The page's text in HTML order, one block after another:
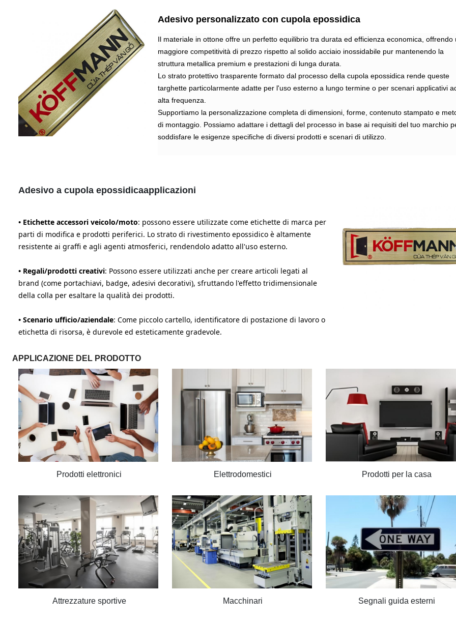
Adesivo personalizzato con cupola epossidica
Il materiale in ottone offre un perfetto equilibrio tra durata ed efficienza economica, offrendo
maggiore competitività di prezzo rispetto al solido acciaio inossidabile pur mantenendo la
struttura metallica premium e prestazioni di lunga durata.
Lo strato protettivo trasparente formato dal processo della cupola epossidica rende queste
targhette particolarmente adatte per l'uso esterno a lungo termine o per scenari applicativi
alta frequenza.
Supportiamo la personalizzazione completa di dimensioni, forme, contenuto stampato e
di montaggio. Possiamo adattare i dettagli del processo in base ai requisiti del tuo marchio
soddisfare le esigenze specifiche di diversi prodotti e scenari di utilizzo.
Adesivo a cupola epossidicaapplicazioni
• Etichette accessori veicolo/moto: possono essere utilizzate come etichette di marca per
parti di modifica e prodotti periferici. Lo strato di rivestimento epossidico è altamente
resistente ai graffi e agli agenti atmosferici, rendendolo adatto all'uso esterno.
• Regali/prodotti creativi: Possono essere utilizzati anche per creare articoli legati al
brand (come portachiavi, badge, adesivi decorativi), sfruttando l'effetto tridimensionale
della colla per esaltare la qualità dei prodotti.
• Scenario ufficio/aziendale: Come piccolo cartello, identificatore di postazione di lavoro o
etichetta di risorsa, è durevole ed esteticamente gradevole.
APPLICAZIONE DEL PRODOTTO
Prodotti elettronici Elettrodomestici Prodotti per la casa
Attrezzature sportive Macchinari Segnali guida esterni